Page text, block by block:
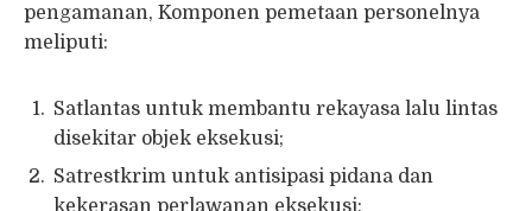
pengamanan, Komponen pemetaan personelnya
meliputi:
Satlantas untuk membantu rekayasa lalu lintas
disekitar objek eksekusi;
Satrestkrim untuk antisipasi pidana dan
kekerasan perlawanan eksekusi;